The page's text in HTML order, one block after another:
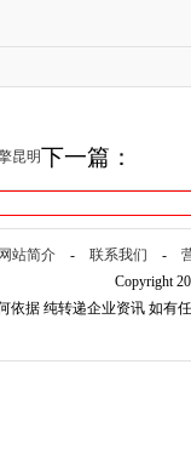
下一篇：
昆明
网站简介 - 联系我们 -
Copyright
依据 纯转递企业资讯 如有